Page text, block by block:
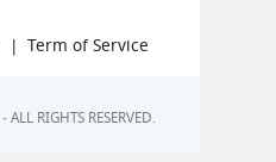
| Term of Service
RIGHTS RESERVED.